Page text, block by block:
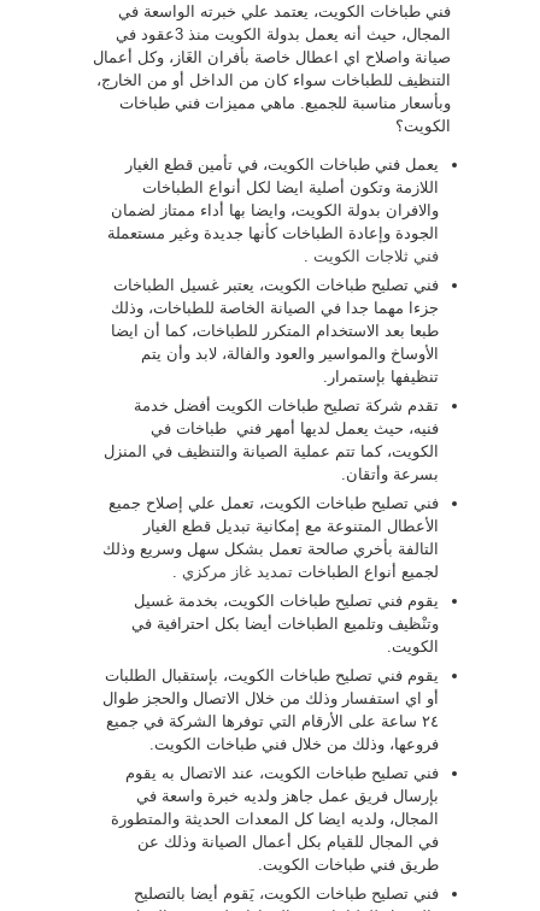
فني طباخات الكويت، يعتمد علي خبرته الواسعة في
المجال، حيث أنه يعمل بدولة الكويت منذ 3عقود في
صيانة واصلاح اي اعطال خاصة بأفران الغَاز، وكل أعمال
التنظيف للطباخات سواء كان من الداخل أو من الخارج،
وبأسعار مناسبة للجميع. ماهي مميزات فني طباخات
الكويت؟
يعمل فني طباخات الكويت، في تأمين قطع الغيار
اللازمة وتكون أصلية ايضا لكل أنواع الطباخات
والافران بدولة الكويت، وايضا بها أداء ممتاز لضمان
الجودة وإعادة الطباخات كأنها جديدة وغير مستعملة
فني ثلاجات الكويت
فني تصليح طباخات الكويت، يعتبر غسيل الطباخات
جزءا مهما جدا في الصيانة الخاصة للطباخات، وذلك
طبعا بعد الاستخدام المتكرر للطباخات، كما أن ايضا
الأوساخ والمواسير والعود والفالة، لابد وأن يتم
تنظيفها بإستمرار.
تقدم شركة تصليح طباخات الكويت أفضل خدمة
فنيه، حيث يعمل لديها أمهر فني طباخات في
الكويت، كما تتم عملية الصيانة والتنظيف في المنزل
بسرعة وأتقان.
فني تصليح طباخات الكويت، تعمل علي إصلاح جميع
الأعطال المتنوعة مع إمكانية تبديل قطع الغيار
التالفة بأخري صالحة تعمل بشكل سهل وسريع وذلك
لجميع أنواع الطباخات تمديد غاز مركزي
يقوم فني تصليح طباخات الكويت، بخدمة غسيل
وتنْظيف وتلميع الطباخات أيضا بكل احترافية في
الكويت.
يقوم فني تصليح طباخات الكويت، بإستقبال الطلبات
أو اي استفسار وذلك من خلال الاتصال والحجز طوال
٢٤ ساعة على الأرقام التي توفرها الشركة في جميع
فروعها، وذلك من خلال فني طباخات الكويت.
فني تصليح طباخات الكويت، عند الاتصال به يقوم
بإرسال فريق عمل جاهز ولديه خبرة واسعة في
المجال، ولديه ايضا كل المعدات الحديثة والمتطورة
في المجال للقيام بكل أعمال الصيانة وذلك عن
طريق فني طباخات الكويت.
فني تصليح طباخات الكويت، يَقوم أيضا بالتصليح